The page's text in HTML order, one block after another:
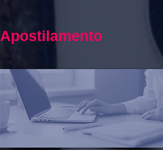
Apostilamento